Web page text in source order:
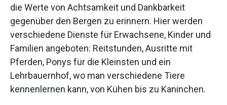
die Werte von Achtsamkeit und Dankbarkeit
gegenüber den Bergen zu erinnern. Hier werden
verschiedene Dienste für Erwachsene, Kinder und
Familien angeboten: Reitstunden, Ausritte mit
Pferden, Ponys für die Kleinsten und ein
Lehrbauernhof, wo man verschiedene Tiere
kennenlernen kann, von Kühen bis zu Kaninchen.